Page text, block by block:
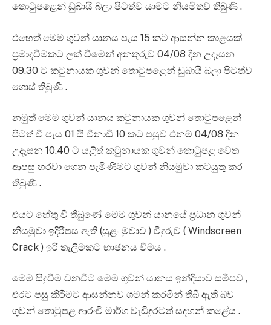
තොටුපළෙන් ඩුබායි බලා පිටත්ව යාමට නියමිතව තිබුණි .
එහෙත් මෙම ගුවන් යානය පැය 15 කට ආසන්න කාළයක්
ප්‍රමාදවීමකට ලක් වීමෙන් අනතුරුව 04/08 දින උදෑසන
09.30 ට කටුනායක ගුවන් තොටුපළෙන් ඩුබායි බලා පිටත්ව
ගොස් තිබුණි .
නමුත් මෙම ගුවන් යානය කටුනායක ගුවන් තොටුපළෙන්
පිටත් වී පැය 01 යි විනාඩි 10 කට පසුව එනම් 04/08 දින
උදෑසන 10.40 ට යළිත් කටුනායක ගුවන් තොටුපළ වෙත
ආපසු හරවා ගෙන පැමිණීමට ගුවන් නියමුවා කටයුතු කර
තිබුණි .
එයට හේතු වී තිබුණේ මෙම ගුවන් යානයේ ප්‍රධාන ගුවන්
නියමුවා ඉදිරිපස ඇති (සුළං මුවාව ) වීදුරුව ( Windscreen
Crack ) ඉරි තැලීමකට භාජනය වීමය .
මෙම සිදුවීම වනවිට මෙම ගුවන් යානය ඉන්දියාව සමීපව ,
එරට පසු කිරීමට ආසන්නව ගමන් කරමින් තිබී ඇති බව
ගුවන් තොටුපළ ආරංචි මාර්ග වැඩිදුරටත් සදහන් කළේය .